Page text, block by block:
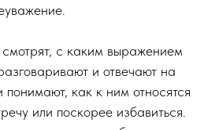
с каким выражением
и отвечают на
понимают, как к ним относятся
или поскорее избавиться.